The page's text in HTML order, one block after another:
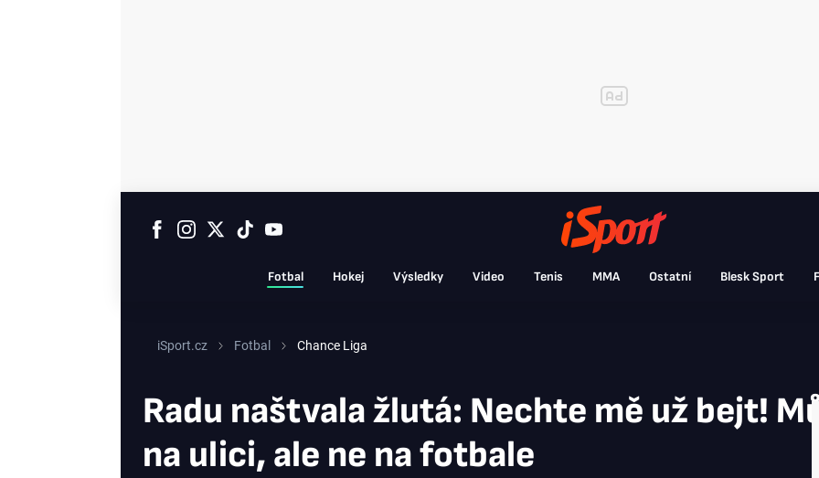
Fotbal Hokej Výsledky Video Tenis MMA Ostatní Blesk Sport
iSport.cz Fotbal Chance Liga
Radu naštvala žlutá: Nechte mě už bejt!
na ulici, ale ne na fotbale